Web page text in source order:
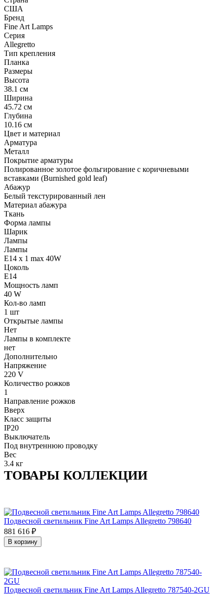
США
Бренд
Fine Art Lamps
Серия
Allegretto
Тип крепления
Планка
Размеры
Высота
38.1 см
Ширина
45.72 см
Глубина
10.16 см
Цвет и материал
Арматура
Металл
Покрытие арматуры
Полированное золотое фольгирование с коричневыми
вставками (Burnished gold leaf)
Абажур
Белый текстурированный лен
Материал абажура
Ткань
Форма лампы
Шарик
Лампы
Лампы
E14 x 1 max 40W
Цоколь
E14
Мощность ламп
40 W
Кол-во ламп
1 шт
Открытые лампы
Нет
Лампы в комплекте
нет
Дополнительно
Напряжение
220 V
Количество рожков
1
Направление рожков
Вверх
Класс защиты
IP20
Выключатель
Под внутреннюю проводку
Вес
3.4 кг
ТОВАРЫ КОЛЛЕКЦИИ
Подвесной светильник Fine Art Lamps Allegretto 798640
881 616 ₽
В корзину
Подвесной светильник Fine Art Lamps Allegretto 787540-2GU